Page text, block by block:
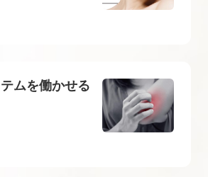
ムを働かせる